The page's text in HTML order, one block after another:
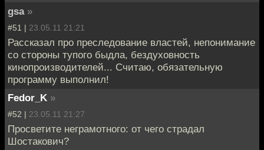
gsa »
#51 | 23.05.11 21:21
Рассказал про преследование властей, непонимание
со стороны тупого быдла, бездуховность
кинопроизводителей... Считаю, обязательную
программу выполнил!
Fedor_K »
#52 | 23.05.11 21:27
Просветите неграмотного: от чего страдал
Шостакович?